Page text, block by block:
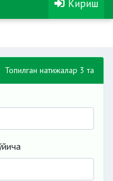
Кириш
Топилган натижалар 3 та